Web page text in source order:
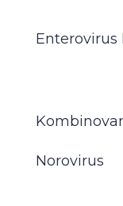
Enterovirus
Norovirus